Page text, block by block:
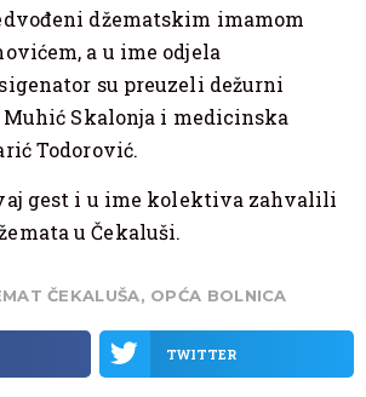
džematskim imamom
a u ime odjela
su preuzeli dežurni
Skalonja i medicinska
Todorović.
gest i u ime kolektiva zahvalili
u Čekaluši.
ČEKALUŠA, OPĆA BOLNICA
TWITTER